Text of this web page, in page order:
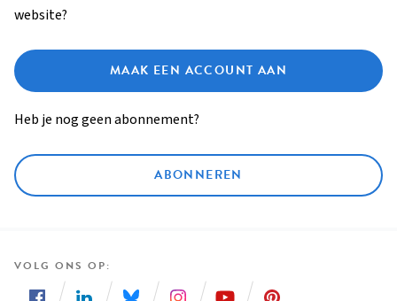
website?
MAAK EEN ACCOUNT AAN
Heb je nog geen abonnement?
ABONNEREN
VOLG ONS OP